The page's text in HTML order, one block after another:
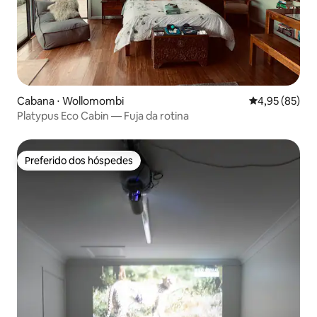
Cabana ⋅ Wollomombi 4,95 de uma
4,95 (85)
Platypus Eco Cabin — Fuja da rotina
Preferido dos hóspedes
Preferido dos hóspedes